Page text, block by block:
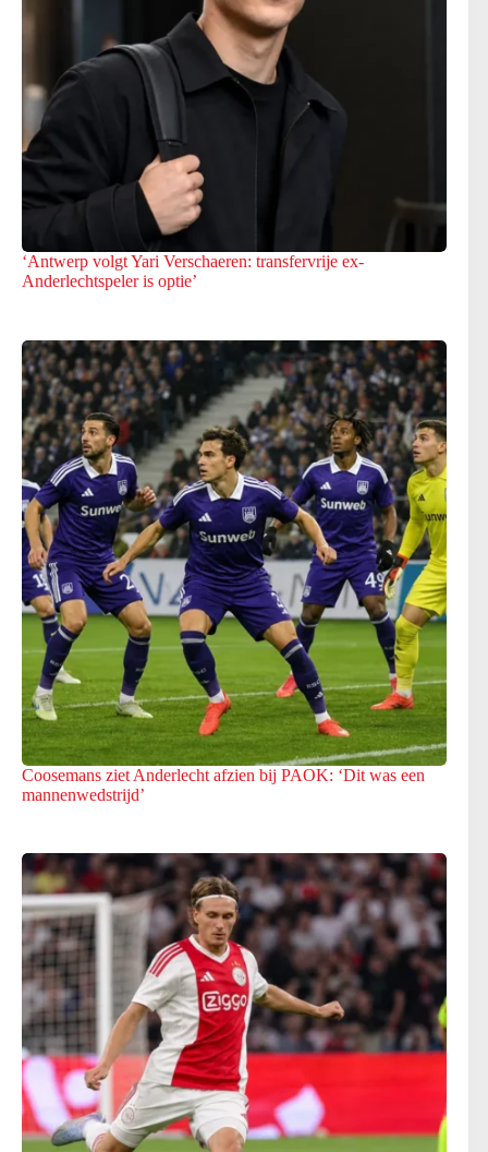
‘Antwerp volgt Yari Verschaeren: transfervrije ex-
Anderlechtspeler is optie’
Coosemans ziet Anderlecht afzien bij PAOK: ‘Dit was een
mannenwedstrijd’